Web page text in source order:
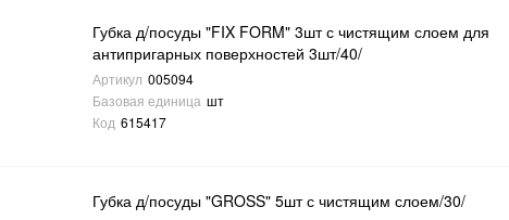
Губка д/посуды "FIX FORM" 3шт с чистящим слоем для
антипригарных поверхностей 3шт/40/
Артикул 005094
Базовая единица шт
Код 615417
Губка д/посуды "GROSS" 5шт с чистящим слоем/30/